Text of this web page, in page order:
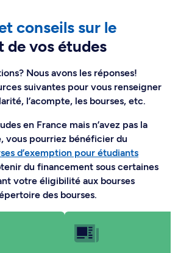
conseils sur le
vos études
Nous avons les réponses!
suivantes pour vous renseigner
l’acompte, les bourses, etc.
en France mais n’avez pas la
vous pourriez bénéficier du
d’exemption pour étudiants
du financement sous certaines
votre éligibilité aux bourses
des bourses.